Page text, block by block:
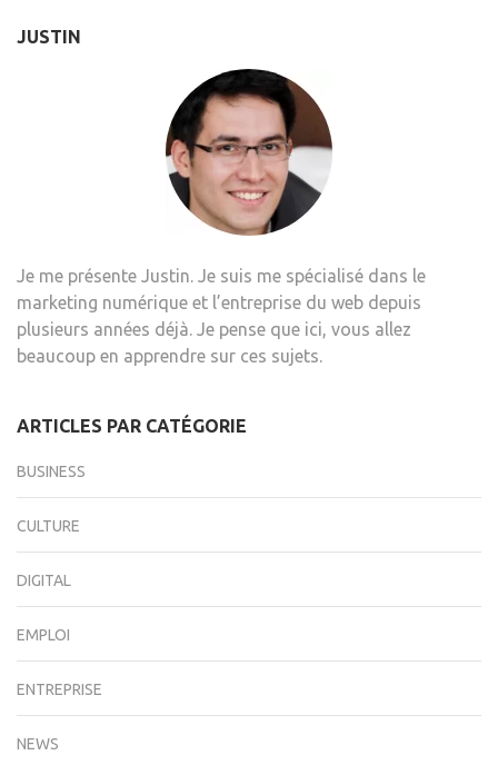
JUSTIN
Je me présente Justin. Je suis me spécialisé dans le
marketing numérique et l’entreprise du web depuis
plusieurs années déjà. Je pense que ici, vous allez
beaucoup en apprendre sur ces sujets.
ARTICLES PAR CATÉGORIE
BUSINESS
CULTURE
DIGITAL
EMPLOI
ENTREPRISE
NEWS